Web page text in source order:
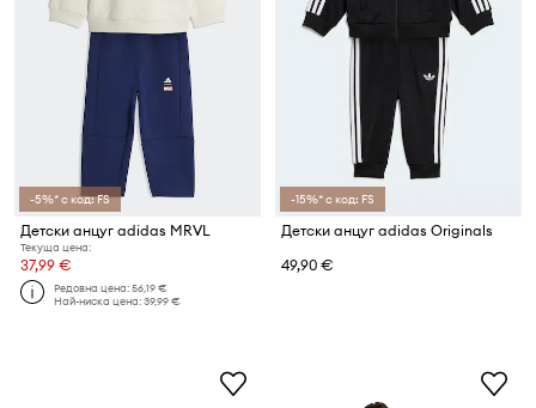
-5%* с код: FS
Детски анцуг adidas MRVL
Текуща цена:
37,99 €
Редовна цена:56,19 €
Най-ниска цена:39,99 €
-15%* с код: FS
Детски анцуг adidas Originals
49,90 €